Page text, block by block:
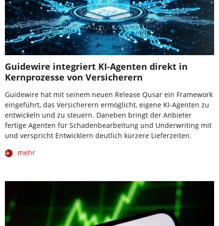
Guidewire integriert KI-Agenten direkt in
Kernprozesse von Versicherern
Guidewire hat mit seinem neuen Release Qusar ein Framework
eingeführt, das Versicherern ermöglicht, eigene KI-Agenten zu
entwickeln und zu steuern. Daneben bringt der Anbieter
fertige Agenten für Schadenbearbeitung und Underwriting mit
und verspricht Entwicklern deutlich kürzere Lieferzeiten.
mehr